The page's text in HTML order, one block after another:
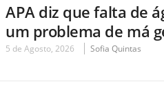
APA diz que falta de
um problema de má
5 de Agosto, 2026 Sofia Quintas